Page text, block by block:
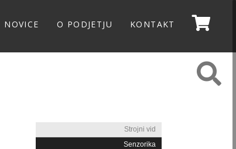
NOVICE O PODJETJU KONTAKT
Strojni vid
Senzorika